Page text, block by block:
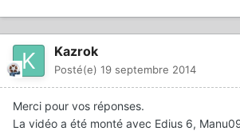
Kazrok
Posté(e) 19 septembre 2014
Merci pour vos réponses.
La vidéo a été monté avec Edius 6,